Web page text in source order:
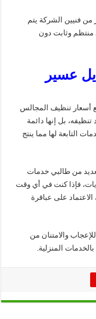
من فنيين الشركة يتم
وثابت دون
عسير
أسعار تنظيف المجالس
بل إنها دائمة
التابعة لها مما ينتج
من طالبي خدمات
فإذا كنت في أي وقت
على عباقرة
والامتنان من
المنزلية.